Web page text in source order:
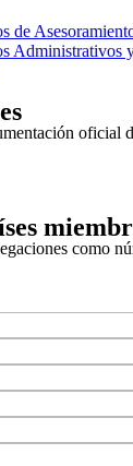
de
Administrativos
oficial
como